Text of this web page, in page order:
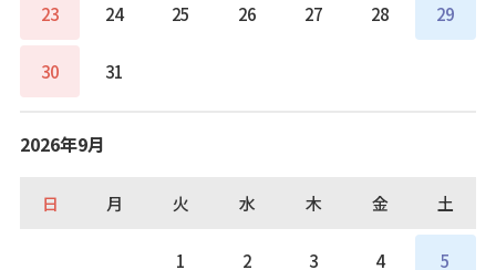
23 24 25 26 27 28 29
30 31
2026年9月
日 月 火 水 木 金 土
1 2 3 4 5